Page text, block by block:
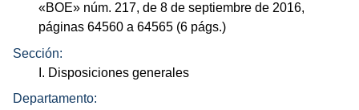
«BOE» núm. 217, de 8 de septiembre de 2016,
páginas 64560 a 64565 (6 págs.)
Sección:
I. Disposiciones generales
Departamento: